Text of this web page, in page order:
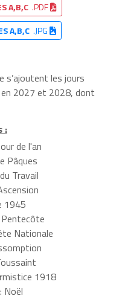
A,B,C .PDF
A,B,C.JPG
s’ajoutent les jours
2027 et 2028, dont
:
de l'an
Pâques
Travail
1945
Pentecôte
Nationale
1918
: Noël